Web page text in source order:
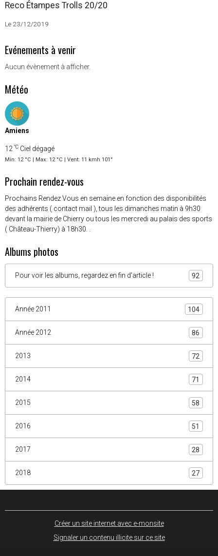
Reco Étampes Trolls 20/20
Le 23/12/2019
Evénements à venir
Aucun évènement à afficher.
Météo
Amiens
12 °C Ciel dégagé
Min: 12 °C | Max: 12 °C | Vent: 11 kmh 101°
Prochain rendez-vous
Prochains Rendez Vous en semaine en fonction des disponibilités
des adhérents ( contact mail ), tous les dimanches matin à 9h30
devant la mairie de Chierry ou tous les mercredi au palais des sports
( Château-Thierry) à 18h30. .
Albums photos
Pour voir les albums, regardez en fin d'article ! 92
Année 2011 104
Année 2012 86
2013 72
2014 71
2015 58
2016 51
2017 28
2018 27
Créer un site internet avec e-monsite
Signaler un contenu illicite sur ce site